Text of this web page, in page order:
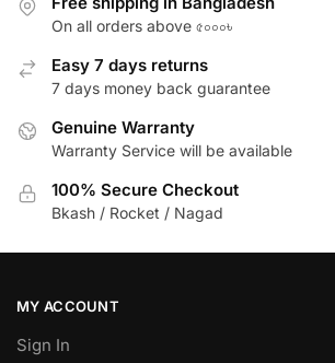
On all orders above ৫০০০৳
Easy 7 days returns
7 days money back guarantee
Genuine Warranty
Warranty Service will be available
100% Secure Checkout
Bkash / Rocket / Nagad
MY ACCOUNT
Sign In